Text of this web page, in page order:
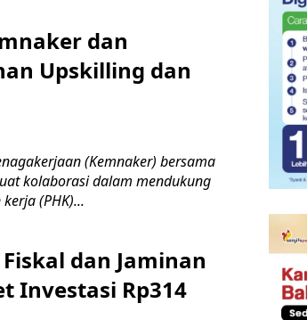
dan
Upskilling dan
(Kemnaker) bersama
kolaborasi dalam mendukung
(PHK)...
dan Jaminan
Investasi Rp314